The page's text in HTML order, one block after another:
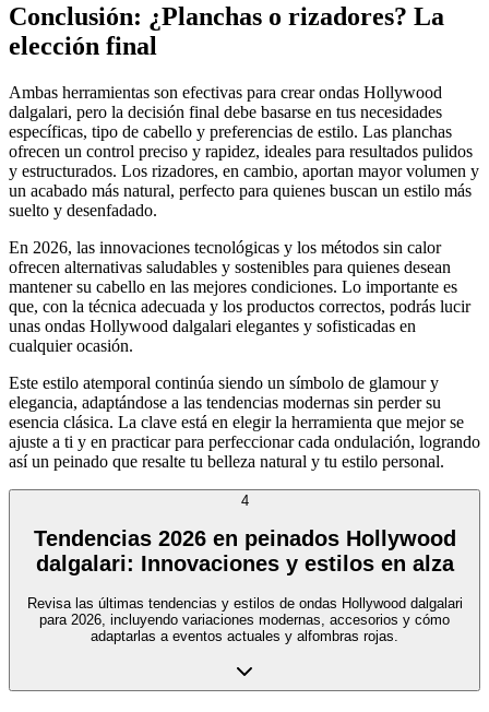
Conclusión: ¿Planchas o rizadores? La
elección final
Ambas herramientas son efectivas para crear ondas Hollywood
dalgalari, pero la decisión final debe basarse en tus necesidades
específicas, tipo de cabello y preferencias de estilo. Las planchas
ofrecen un control preciso y rapidez, ideales para resultados pulidos
y estructurados. Los rizadores, en cambio, aportan mayor volumen y
un acabado más natural, perfecto para quienes buscan un estilo más
suelto y desenfadado.
En 2026, las innovaciones tecnológicas y los métodos sin calor
ofrecen alternativas saludables y sostenibles para quienes desean
mantener su cabello en las mejores condiciones. Lo importante es
que, con la técnica adecuada y los productos correctos, podrás lucir
unas ondas Hollywood dalgalari elegantes y sofisticadas en
cualquier ocasión.
Este estilo atemporal continúa siendo un símbolo de glamour y
elegancia, adaptándose a las tendencias modernas sin perder su
esencia clásica. La clave está en elegir la herramienta que mejor se
ajuste a ti y en practicar para perfeccionar cada ondulación, logrando
así un peinado que resalte tu belleza natural y tu estilo personal.
4
Tendencias 2026 en peinados Hollywood
dalgalari: Innovaciones y estilos en alza
Revisa las últimas tendencias y estilos de ondas Hollywood dalgalari
para 2026, incluyendo variaciones modernas, accesorios y cómo
adaptarlas a eventos actuales y alfombras rojas.